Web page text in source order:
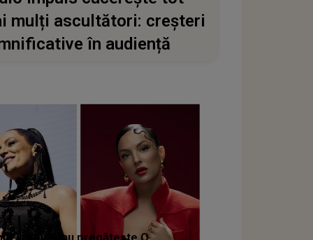
mulți ascultători: creșteri
în audiență